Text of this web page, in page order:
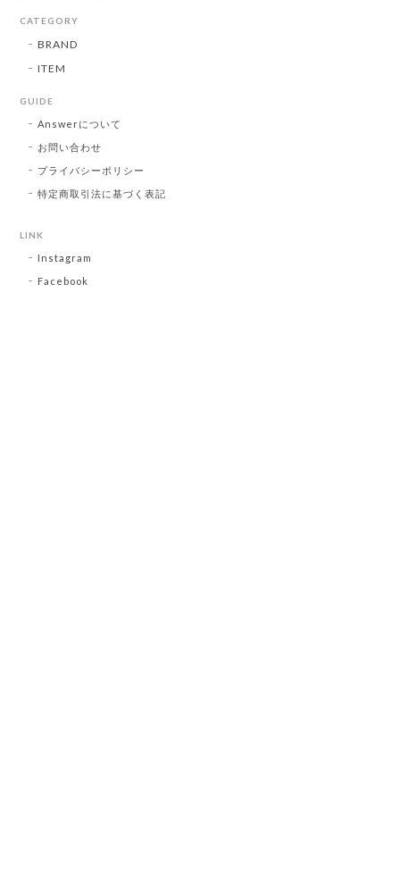
CATEGORY
BRAND
ITEM
GUIDE
Answerについて
お問い合わせ
プライバシーポリシー
特定商取引法に基づく表記
LINK
Instagram
Facebook